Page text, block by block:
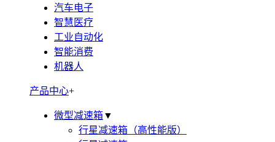
汽车电子
智慧医疗
工业自动化
智能消费
机器人
产品中心+
微型减速箱▼
行星减速箱（高性能版）